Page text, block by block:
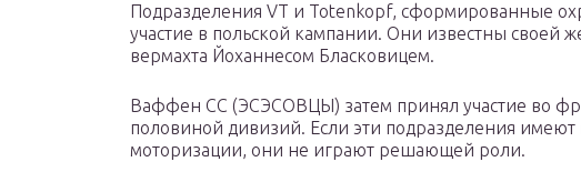
Подразделения VT и Totenkopf, сформированные
участие в польской кампании. Они известны своей
вермахта Йоханнесом Бласковицем.
Ваффен СС (ЭСЭСОВЦЫ) затем принял участие во
половиной дивизий. Если эти подразделения
моторизации, они не играют решающей роли.